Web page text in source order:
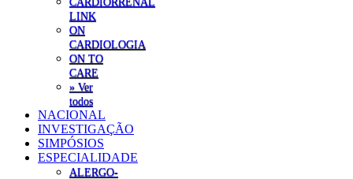
LINK
ON
CARDIOLOGIA
ON TO
CARE
» Ver
todos
NACIONAL
INVESTIGAÇÃO
SIMPÓSIOS
ESPECIALIDADE
ALERGO-